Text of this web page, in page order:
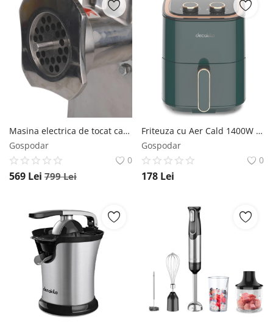
Masina electrica de tocat carne MK12 *4500W profesionala, accesorii inclus, adaptor carnati, reductor cu ulei CAMPION PROFESSIONAL CMP1718 CAMPION
Gospodar
0
569 Lei 799Lei
Friteuza cu Aer Cald 1400W 3.5L (Albastra) air fryer Decakila KEEC036V Decakila
Gospodar
0
178 Lei